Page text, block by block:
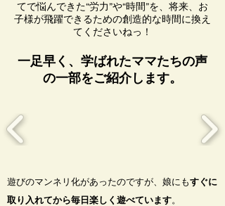
てで悩んできた“労力”や“時間”を、将来、お
子様が飛躍できるための創造的な時間に換え
てくださいねっ！
一足早く、学ばれたママたちの声
の一部をご紹介します。
遊びのマンネリ化があったのですが、娘にもすぐに
取り入れてから毎日楽しく遊べています。